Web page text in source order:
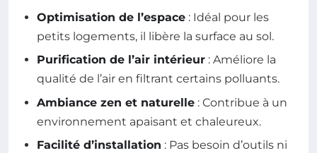
Optimisation de l’espace : Idéal pour les
petits logements, il libère la surface au sol.
Purification de l’air intérieur : Améliore la
qualité de l’air en filtrant certains polluants.
Ambiance zen et naturelle : Contribue à un
environnement apaisant et chaleureux.
Facilité d’installation : Pas besoin d’outils ni